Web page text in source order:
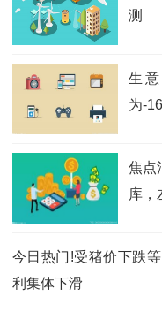
测
生
为-
焦点
库，
今日热门!受猪价下跌
利集体下滑